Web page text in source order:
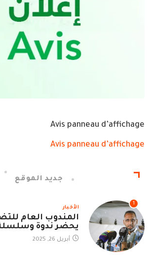
Avis panneau d’affichage
Avis panneau d’affichage
جديد الموقع
1
الأخبار
المندوب العام
يحضر ندوة
أبريل 26, 2025